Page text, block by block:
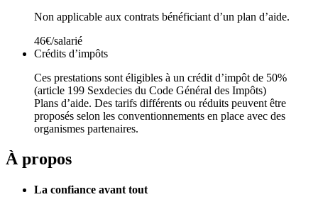
Non applicable aux contrats bénéficiant d’un plan d’aide.
46€/salarié
Crédits d’impôts
Ces prestations sont éligibles à un crédit d’impôt de 50%
(article 199 Sexdecies du Code Général des Impôts)
Plans d’aide. Des tarifs différents ou réduits peuvent être
proposés selon les conventionnements en place avec des
organismes partenaires.
À propos
La confiance avant tout